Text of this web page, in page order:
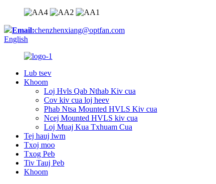
Email:chenzhenxiang@optfan.com
English
Lub tsev
Khoom
Loj Hvls Qab Nthab Kiv cua
Cov kiv cua loj heev
Phab Ntsa Mounted HVLS Kiv cua
Ncej Mounted HVLS kiv cua
Loj Muaj Kua Txhuam Cua
Tej hauj lwm
Txoj moo
Txog Peb
Tiv Tauj Peb
Khoom